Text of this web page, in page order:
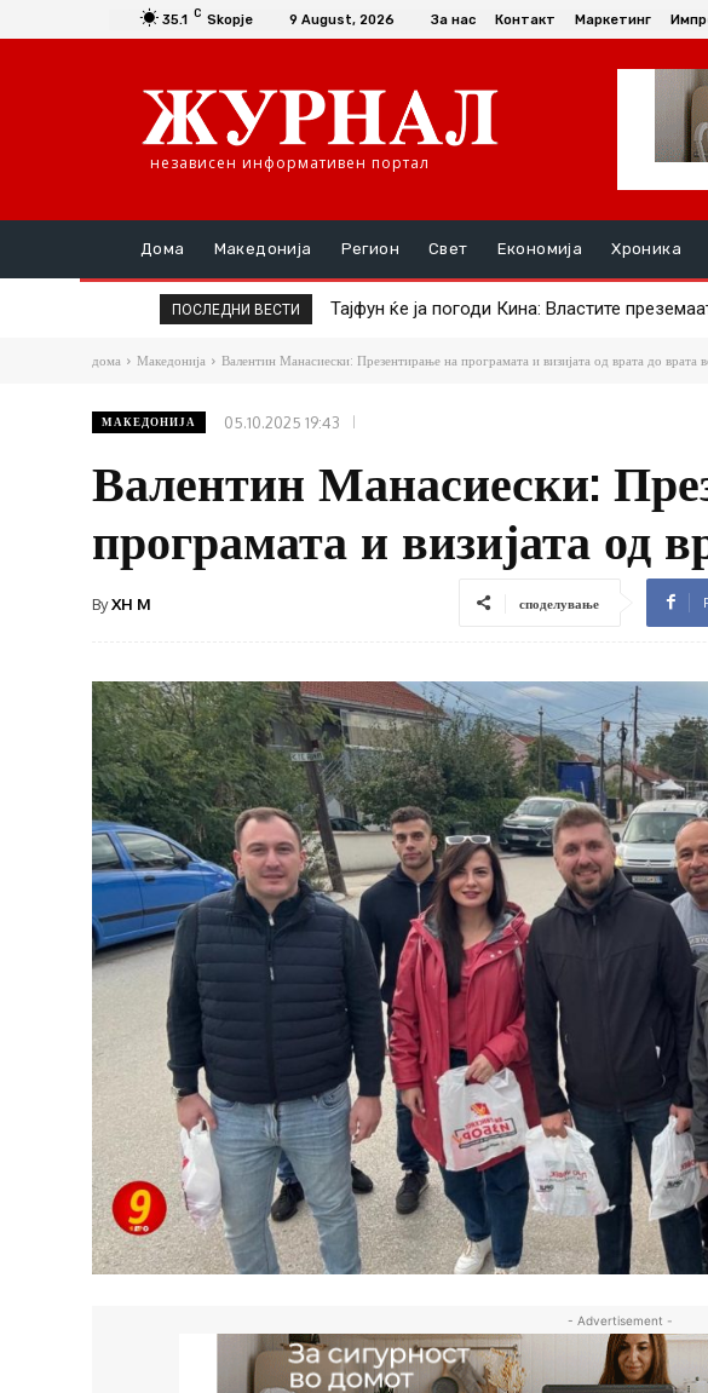
35.1 C Skopje 9 August, 2026 За нас Контакт Маркетинг
независен информативен портал
Дома Македонија Регион Свет Економија Хроника
ПОСЛЕДНИ ВЕСТИ Тајфун ќе ја погоди Кина: Властите преземаат
Французите пишуваат: Познатата династија
дома Македонија Валентин Манасиески: Презентирање на програмата и визијата од врата до врата
МАКЕДОНИЈА 05.10.2025 19:43
Валентин Манасиески:
програмата и визијата од
ByXH M споделување
- Advertisement -